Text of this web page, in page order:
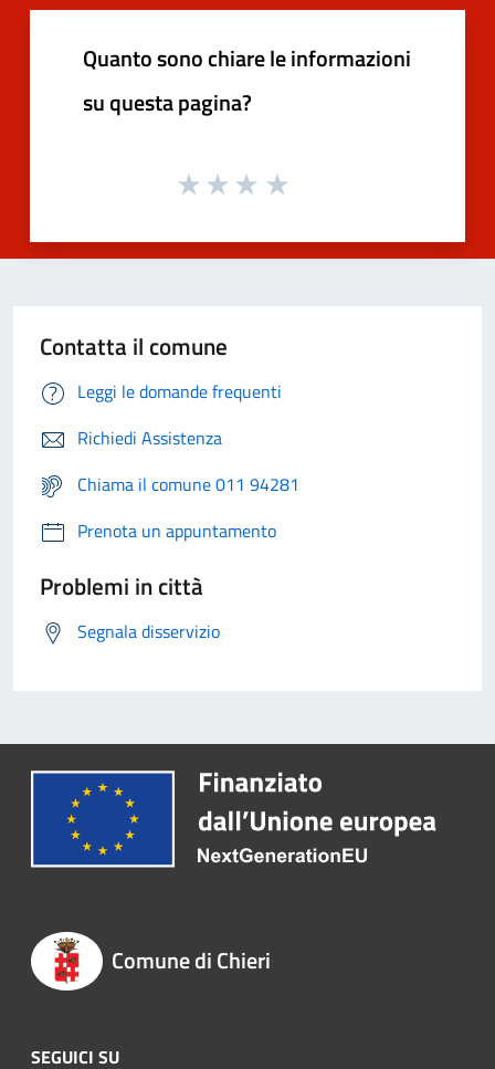
Quanto sono chiare le informazioni
su questa pagina?
Contatta il comune
Leggi le domande frequenti
Richiedi Assistenza
Chiama il comune 011 94281
Prenota un appuntamento
Problemi in città
Segnala disservizio
Comune di Chieri
SEGUICI SU